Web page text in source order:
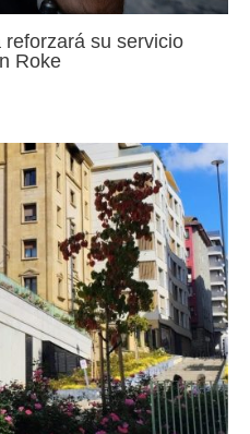
su servicio
Roke